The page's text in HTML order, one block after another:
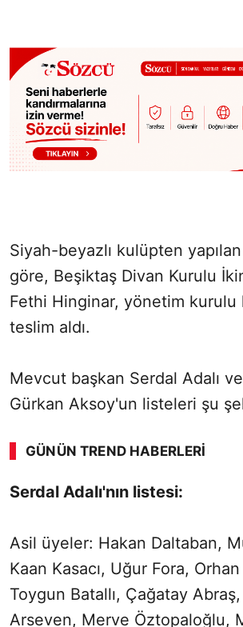
Siyah-beyazlı kulüpten
göre, Beşiktaş Divan Kurulu
Fethi Hinginar, yönetim kurulu
teslim aldı.
Mevcut başkan Serdal Adalı
Gürkan Aksoy'un listeleri şu
GÜNÜN TREND HABERLERI
Serdal Adalı'nın listesi:
Asil üyeler: Hakan Daltaban,
Kaan Kasacı, Uğur Fora,
Toygun Batallı, Çağatay
Arseven, Merve Öztopaloğlu,